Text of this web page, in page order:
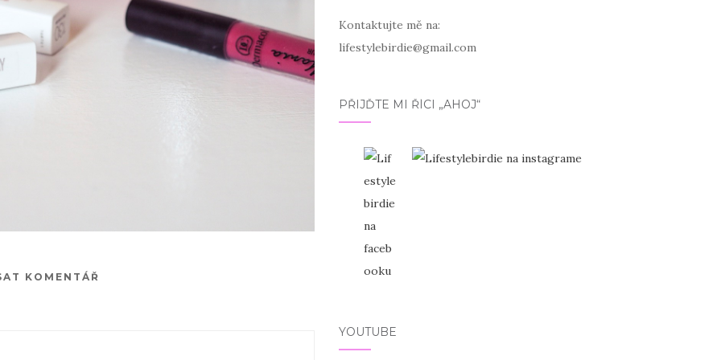
KOMENTÁŘ
Kontaktujte mě na:
lifestylebirdie@gmail.com
PŘIJĎTE MI ŘÍCI „AHOJ“
YOUTUBE